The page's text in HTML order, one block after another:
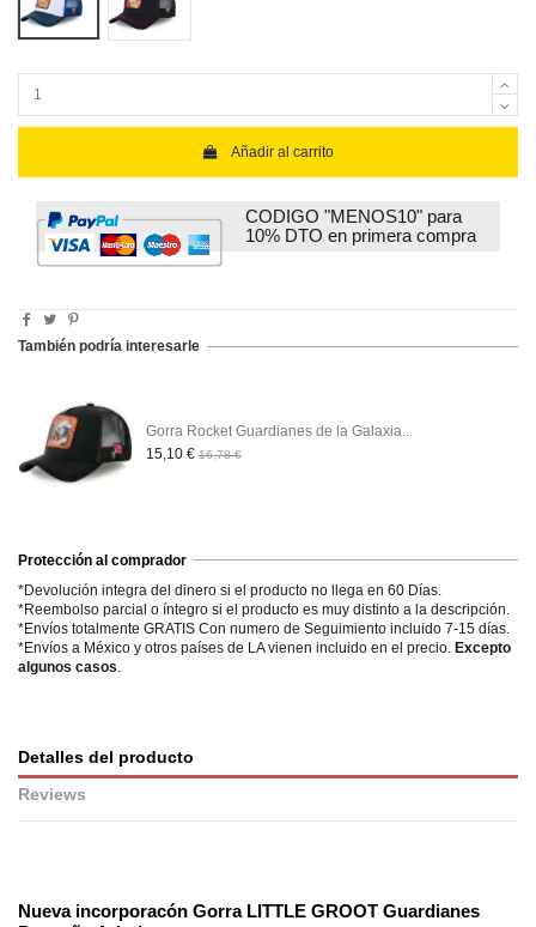
Añadir al carrito
CODIGO "MENOS10" para
10% DTO en primera compra
También podría interesarle
Gorra Rocket Guardianes de la Galaxia...
15,10 € 16,78 €
Protección al comprador
*Devolución integra del dinero si el producto no llega en 60 Días.
*Reembolso parcial o íntegro si el producto es muy distinto a la descripción.
*Envíos totalmente GRATIS Con numero de Seguimiento incluido 7-15 días.
*Envíos a México y otros países de LA vienen incluido en el precio. Excepto
algunos casos
Detalles del producto
Reviews
Nueva incorporacón Gorra LITTLE GROOT Guardianes